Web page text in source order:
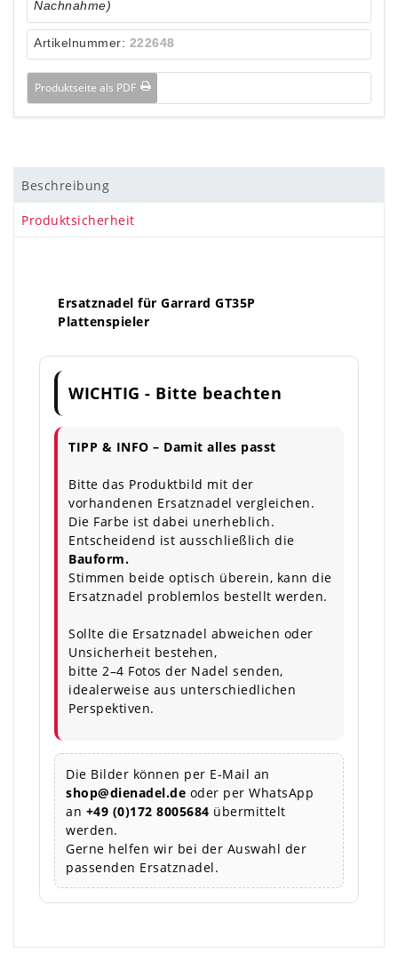
Nachnahme)
Artikelnummer: 222648
Produktseite als PDF
Beschreibung
Produktsicherheit
Ersatznadel für Garrard GT35P
Plattenspieler
WICHTIG - Bitte beachten
TIPP & INFO – Damit alles passt
Bitte das Produktbild mit der
vorhandenen Ersatznadel vergleichen.
Die Farbe ist dabei unerheblich.
Entscheidend ist ausschließlich die
Bauform.
Stimmen beide optisch überein, kann die
Ersatznadel problemlos bestellt werden.
Sollte die Ersatznadel abweichen oder
Unsicherheit bestehen,
bitte 2–4 Fotos der Nadel senden,
idealerweise aus unterschiedlichen
Perspektiven.
Die Bilder können per E-Mail an
shop@dienadel.de oder per WhatsApp
an +49 (0)172 8005684 übermittelt
werden.
Gerne helfen wir bei der Auswahl der
passenden Ersatznadel.